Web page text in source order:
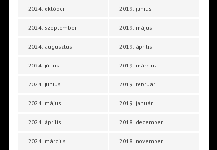
2024. október
2024. szeptember
2024. augusztus
2024. július
2024. június
2024. május
2024. április
2024. március
2019. június
2019. május
2019. április
2019. március
2019. február
2019. január
2018. december
2018. november